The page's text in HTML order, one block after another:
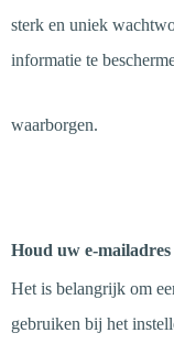
sterk en uniek
informatie te
waarborgen.
Houd uw e-
Het is belangrijk om
gebruiken bij het